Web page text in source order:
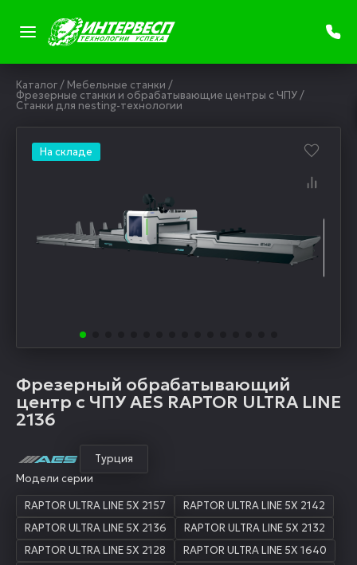
Каталог/ Мебельные станки /
Фрезерные станки и обрабатывающие центры с ЧПУ/
Станки для nesting-технологии
На складе
Фрезерный обрабатывающий
центр с ЧПУ AES RAPTOR ULTRA LINE
2136
Турция
Модели серии
RAPTOR ULTRA LINE 5X 2157
RAPTOR ULTRA LINE 5X 2142
RAPTOR ULTRA LINE 5X 2136
RAPTOR ULTRA LINE 5X 2132
RAPTOR ULTRA LINE 5X 2128
RAPTOR ULTRA LINE 5X 1640